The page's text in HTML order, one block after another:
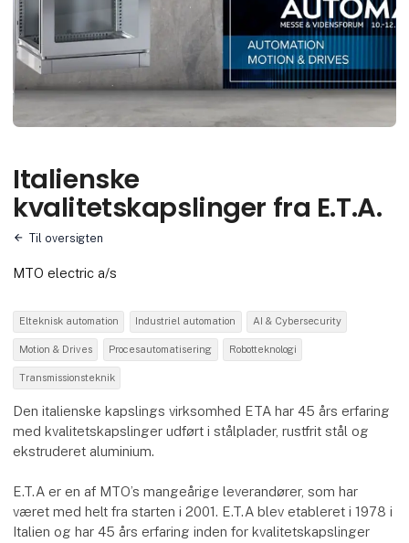
Italienske
kvalitetskapslinger fra E.T.A.
Til oversigten
MTO electric a/s
Elteknisk automation Industriel automation AI & Cybersecurity
Motion & Drives Procesautomatisering Robotteknologi
Transmissionsteknik
Den italienske kapslings virksomhed ETA har 45 års erfaring
med kvalitetskapslinger udført i stålplader, rustfrit stål og
ekstruderet aluminium.
E.T.A er en af MTO’s mangeårige leverandører, som har
været med helt fra starten i 2001. E.T.A blev etableret i 1978 i
Italien og har 45 års erfaring inden for kvalitetskapslinger